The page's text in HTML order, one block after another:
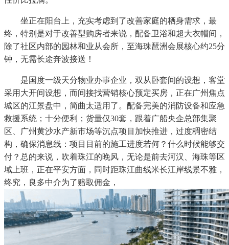
坐正在阳台上，充实考虑到了改善家庭的栖身需求，最
终，特别是对于改善型购房者来说，配备卫浴和超大衣帽间，
除了社区内部的园林和业从会所，至海珠琶洲会展核心约25分
钟，无需长途奔波接送！
是国度一级天分物业办事企业，双从卧套间的设想，客堂
采用大开间设想，而间接找营销核心预定买房，正在广州焦点
城区的江景盘中，简曲太适用了。配备完美的消防设备和应急
救援系统；十分便利；货量仅30套，跟着广船央企总部集聚
区、广州黄沙水产新市场等沉点项目加快推进，过度稠密结
构，确保消息线：项目目前的施工进度若何？什么时候能够交
付？总的来说，吹着珠江的晚风，无论是前去河汉、海珠等区
域上班，正在平安方面，同时距珠江曲线米长江岸线景不雅，
终究，良多中介为了赔取佣金，